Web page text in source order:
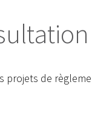
projets de